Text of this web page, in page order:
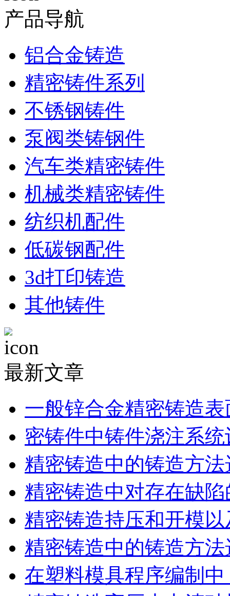
产品导航
铝合金铸造
精密铸件系列
不锈钢铸件
泵阀类铸钢件
汽车类精密铸件
机械类精密铸件
纺织机配件
低碳钢配件
3d打印铸造
其他铸件
最新文章
一般锌合金精密铸造
密铸件中铸件浇注系
精密铸造中的铸造方
精密铸造中对存在缺
精密铸造持压和开模
精密铸造中的铸造方
在塑料模具程序编制